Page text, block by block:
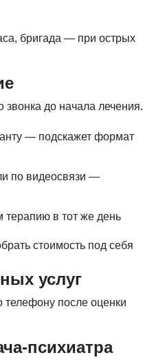
бригада — при острых
звонка до начала лечения.
— подскажет формат
по видеосвязи —
терапию в тот же день
стоимость под себя
услуг
телефону после оценки
психиатра